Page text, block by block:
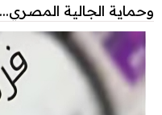
وحماية الجالية المصري...